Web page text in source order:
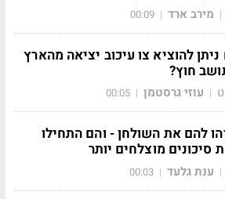
| מירב ארד |
00:09
להוציא צו עיכוב יציאה מהארץ
חוץ?
| עוזי גרסטמן |
00:05
להם את השולחן - והם התחילו
סיכונים מוצלחים יותר
| ענת גלעד |
00:03